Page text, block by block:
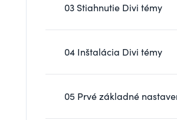
03 Stiahnutie Divi témy
04 Inštalácia Divi témy
05 Prvé základné